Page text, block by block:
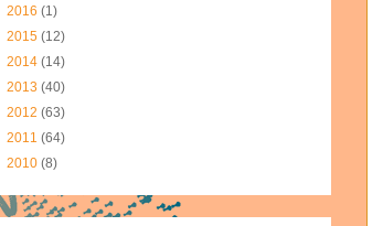
2016 (1)
2015 (12)
2014 (14)
2013 (40)
2012 (63)
2011 (64)
2010 (8)